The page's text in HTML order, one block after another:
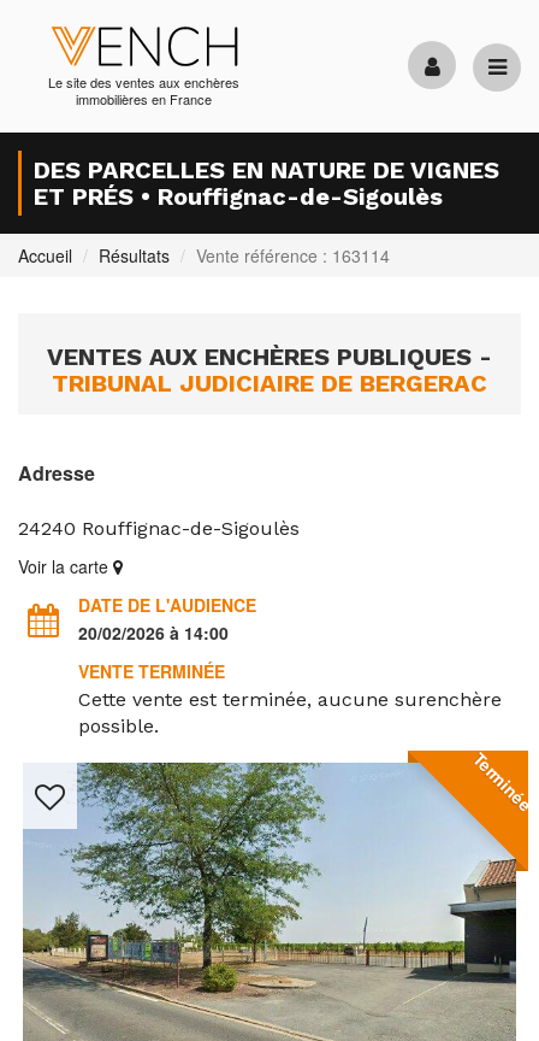
Le site des ventes aux enchères
immobilières en France
DES PARCELLES EN NATURE DE VIGNES
ET PRÉS • Rouffignac-de-Sigoulès
Accueil Résultats Vente référence : 163114
VENTES AUX ENCHÈRES PUBLIQUES -
TRIBUNAL JUDICIAIRE DE BERGERAC
Adresse
24240 Rouffignac-de-Sigoulès
Voir la carte
DATE DE L'AUDIENCE
20/02/2026 à 14:00
VENTE TERMINÉE
Cette vente est terminée, aucune surenchère
possible.
Terminée